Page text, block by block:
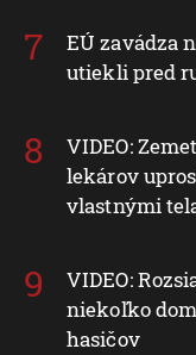
EÚ zavádza
utiekli pred
VIDEO:
lekárov
vlastnými
VIDEO:
niekoľko
hasičov